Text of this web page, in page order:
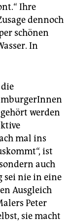
Ihre
dennoch
schönen
In
werden
mal ins
ist
auch
sei nie in eine
Ausgleich
Peter
sie macht